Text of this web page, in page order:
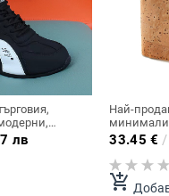
дамски
увеличаване
лв
Най-
портфейл ,
портфейл
сгъваем
33.45 € /
add_shopping_cart